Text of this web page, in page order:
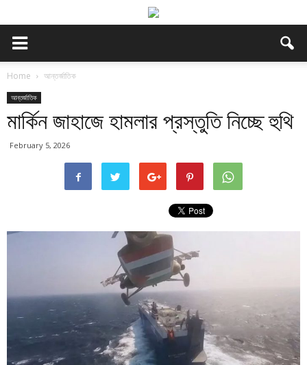
Home আন্তর্জাতিক
আন্তর্জাতিক
মার্কিন জাহাজে হামলার প্রস্তুতি নিচ্ছে হুথি
February 5, 2026